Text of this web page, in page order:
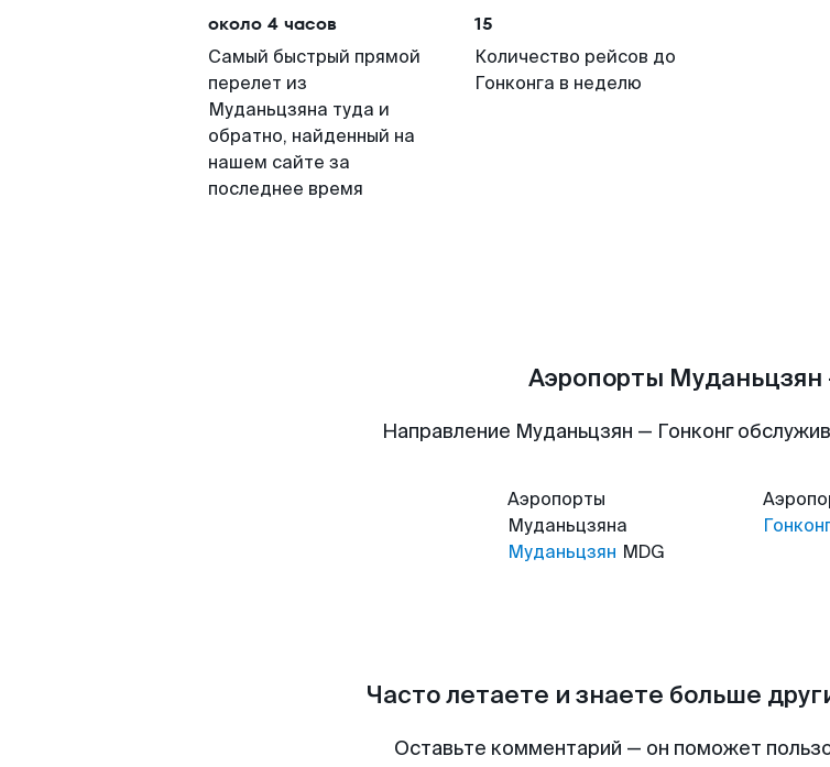
около 4 часов
Самый быстрый прямой
перелет из
Муданьцзяна туда и
обратно, найденный на
нашем сайте за
последнее время
15
Количество рейсов до
Гонконга в неделю
Аэропорты Муданьцзян
Направление Муданьцзян — Гонконг
Аэропорты
Муданьцзяна
Муданьцзян MDG
Часто летаете и знаете больше
Оставьте комментарий — он поможет